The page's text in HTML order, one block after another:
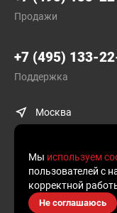
Продажи
+7 (495) 133-
Поддержка
Москва
© Plusofon.ru, 2019—2026.
Мы используем
пользователей с
корректной
Не соглашаюсь